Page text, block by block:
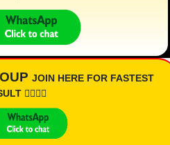
JOIN HERE FOR FASTEST
👇🏾👇🏾